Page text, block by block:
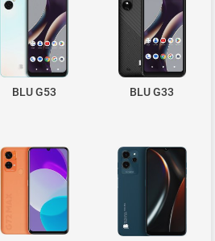
BLU G53 BLU G33